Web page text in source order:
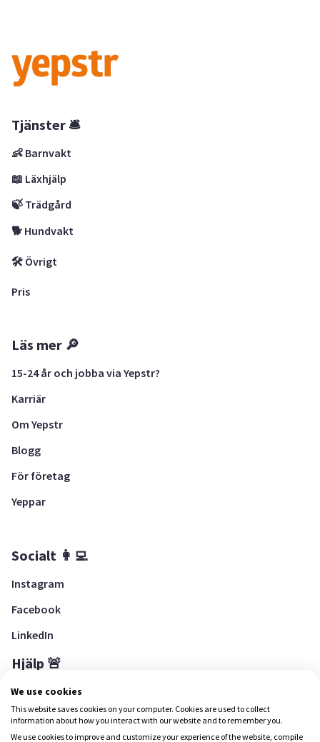
Tjänster 🛎
👶 Barnvakt
📖 Läxhjälp
🍃 Trädgård
🐕 Hundvakt
🛠 Övrigt
Pris
Läs mer 🔎
15-24 år och jobba via Yepstr?
Karriär
Om Yepstr
Blogg
För företag
Yeppar
Socialt 👩‍💻
Instagram
Facebook
LinkedIn
Hjälp 🚨
Hjälpcenter
We use cookies
This website saves cookies on your computer. Cookies are used to collect
information about how you interact with our website and to remember you.
We use cookies to improve and customize your experience of the website, compile